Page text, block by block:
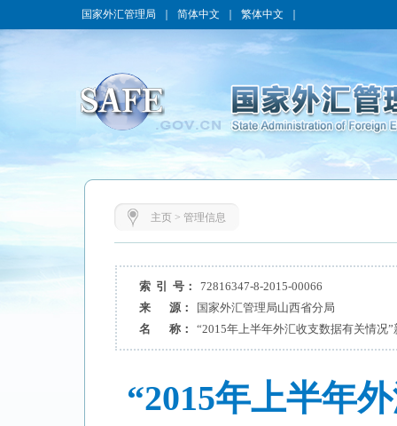
国家外汇管理局 简体中文 繁体中文
主页> 管理信息
索 引 号：
72816347-8-2015-00066
来 源：
国家外汇管理局山西省分局
名 称：
“2015年上半年外汇收支数据有关情况
“2015年上半年